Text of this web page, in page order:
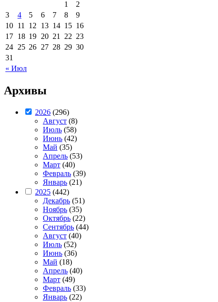
« Июл
1
2
3
4 5 6 7 8
9
10 11 12 13 14 15 16
17 18 19 20 21 22 23
24 25 26 27 28 29 30
31
Архивы
2026 (296)
Август (8)
Июль (58)
Июнь (42)
Май (35)
Апрель (53)
Март (40)
Февраль (39)
Январь (21)
2025 (442)
Декабрь (51)
Ноябрь (35)
Октябрь (22)
Сентябрь (44)
Август (40)
Июль (52)
Июнь (36)
Май (18)
Апрель (40)
Март (49)
Февраль (33)
Январь (22)